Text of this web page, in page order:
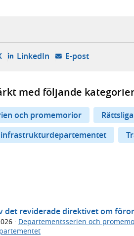
i ny flik, extern webbplats,
- öppnas i ny flik, extern webbplats,
LinkedIn- öppnas i ny flik,
E-post- öppnar
med följande
och promemorior
infrastrukturdepartementet
det reviderade direktivet om
· Departementsserien och